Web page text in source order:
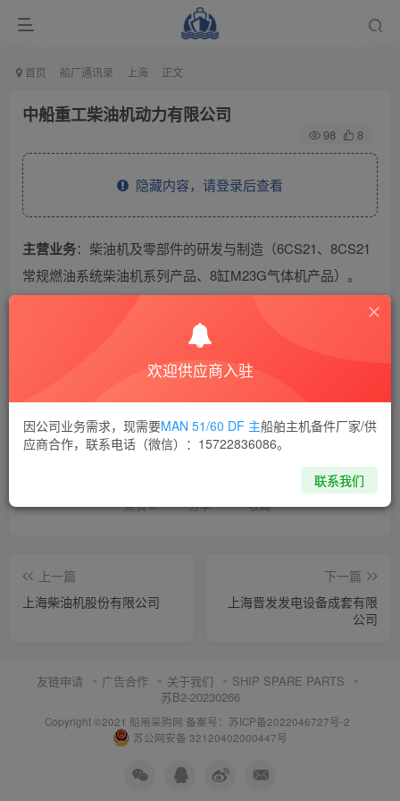
首页 船厂通讯录 上海 正文
中船重工柴油机动力有限公司
98 8
隐藏内容，请登录后查看
主营业务：柴油机及零部件的研发与制造（6CS21、8CS21
常规燃油系统柴油机系列产品、8缸M23G气体机产品）。
THE END
上海
喜欢就支持一下吧
点赞8 分享 收藏
上一篇
上海柴油机股份有限公司
下一篇
上海晋发发电设备成套有限
公司
友链申请 广告合作 关于我们
SHIP SPARE PARTS
苏B2-20230266
Copyright ©2021 船用采购网 备案号：苏ICP备2022046727号-2
苏公网安备 32120402000447号
欢迎供应商入驻
因公司业务需求，现需要MAN 51/60 DF 主船舶主机备件厂家/供
应商合作，联系电话（微信）：15722836086。
联系我们